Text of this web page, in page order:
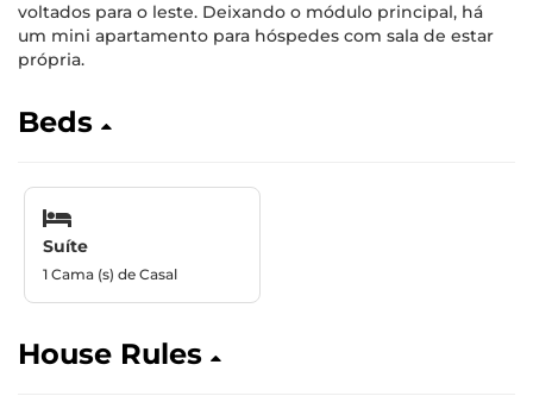
voltados para o leste. Deixando o módulo principal, há
um mini apartamento para hóspedes com sala de estar
própria.
Beds
Suíte
1 Cama (s) de Casal
House Rules